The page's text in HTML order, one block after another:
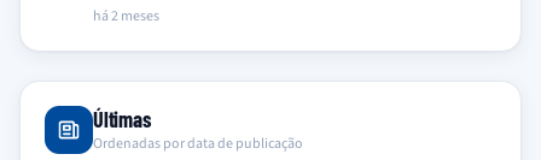
há 2 meses
Últimas
Ordenadas por data de publicação